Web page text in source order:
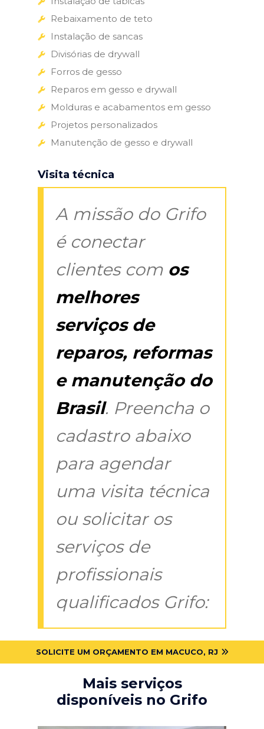
Rebaixamento de teto
Instalação de sancas
Divisórias de drywall
Forros de gesso
Reparos em gesso e drywall
Molduras e acabamentos em gesso
Projetos personalizados
Manutenção de gesso e drywall
Visita técnica
A missão do Grifo
é conectar
clientes com os
melhores
serviços de
reparos, reformas
e manutenção do
Brasil. Preencha o
cadastro abaixo
para agendar
uma visita técnica
ou solicitar os
serviços de
profissionais
qualificados Grifo:
SOLICITE UM ORÇAMENTO EM MACUCO, RJ
Mais serviços
disponíveis no Grifo